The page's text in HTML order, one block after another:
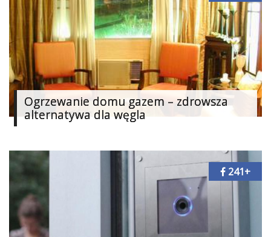
Zrób
sam
Ogród
Dekoracje
Dodatki
Pokój
Przedpokój
Najlepsze
Ogrzewanie domu gazem – zdrowsza
alternatywa dla węgla
241+